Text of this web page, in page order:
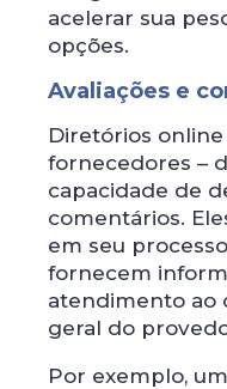
acelerar sua
opções.
Avaliações e
Diretórios online
fornecedores –
capacidade de
comentários.
em seu
fornecem
atendimento ao
geral do
Por exemplo,